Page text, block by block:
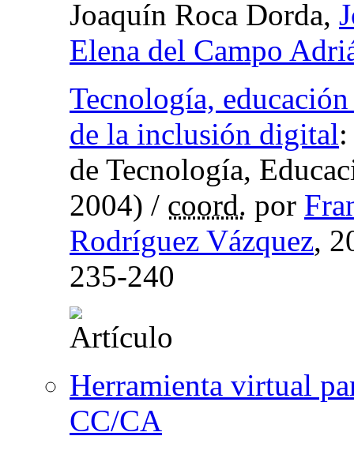
Joaquín Roca Dorda,
Elena del Campo
Tecnología,
de la inclusión digital:
de Tecnología,
2004) / coord. por
Rodríguez Vázquez,
235-240
Herramienta virtual
CC/CA